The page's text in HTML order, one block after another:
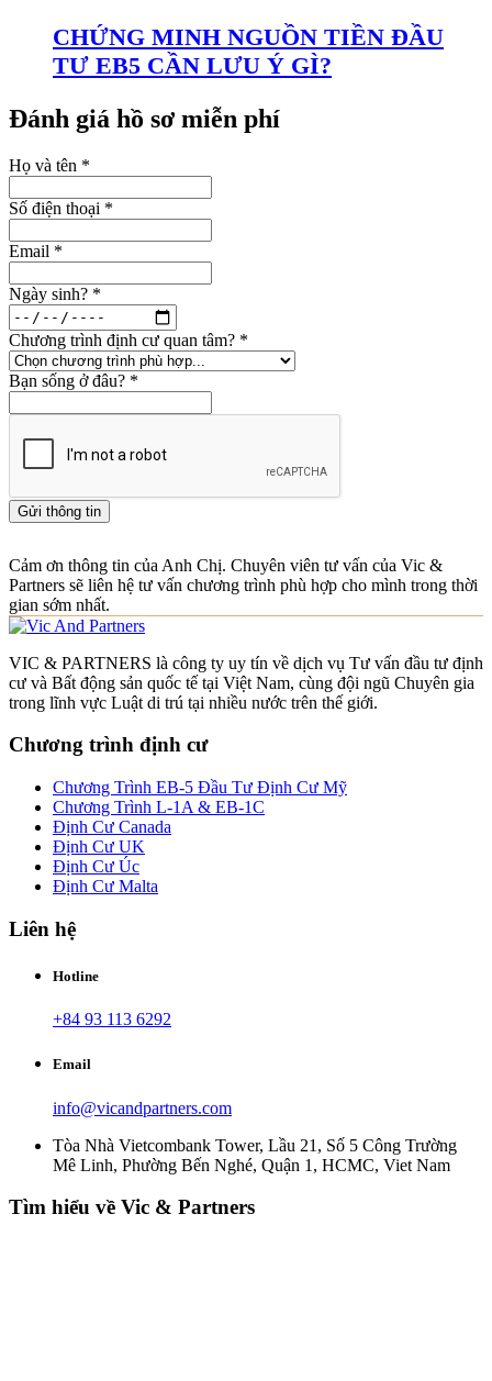
CHỨNG MINH NGUỒN TIỀN ĐẦU
TƯ EB5 CẦN LƯU Ý GÌ?
Đánh giá hồ sơ miễn phí
Họ và tên *
Số điện thoại *
Email *
Ngày sinh? *
Chương trình định cư quan tâm? *
Bạn sống ở đâu? *
Gửi thông tin
Cảm ơn thông tin của Anh Chị. Chuyên viên tư vấn của Vic &
Partners sẽ liên hệ tư vấn chương trình phù hợp cho mình trong thời
gian sớm nhất.
VIC & PARTNERS là công ty uy tín về dịch vụ Tư vấn đầu tư định
cư và Bất động sản quốc tế tại Việt Nam, cùng đội ngũ Chuyên gia
trong lĩnh vực Luật di trú tại nhiều nước trên thế giới.
Chương trình định cư
Chương Trình EB-5 Đầu Tư Định Cư Mỹ
Chương Trình L-1A & EB-1C
Định Cư Canada
Định Cư UK
Định Cư Úc
Định Cư Malta
Liên hệ
Hotline
+84 93 113 6292
Email
info@vicandpartners.com
Tòa Nhà Vietcombank Tower, Lầu 21, Số 5 Công Trường
Mê Linh, Phường Bến Nghé, Quận 1, HCMC, Viet Nam
Tìm hiểu về Vic & Partners